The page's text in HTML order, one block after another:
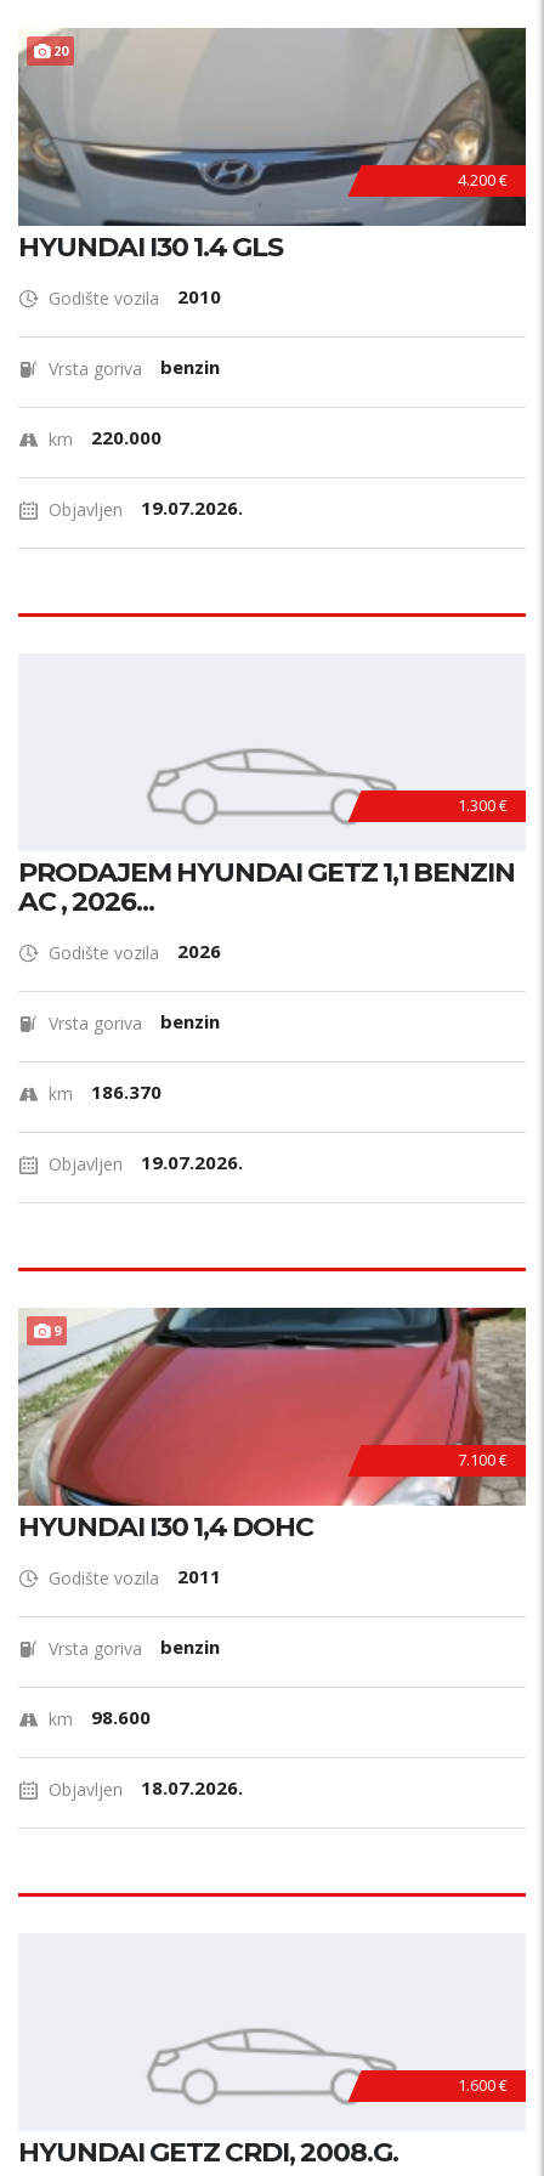
20
4.200 €
HYUNDAI I30 1.4 GLS
Godište vozila 2010
Vrsta goriva benzin
km 220.000
Objavljen 19.07.2026.
1.300 €
PRODAJEM HYUNDAI GETZ 1,1 BENZIN
AC , 2026...
Godište vozila 2026
Vrsta goriva benzin
km 186.370
Objavljen 19.07.2026.
9
7.100 €
HYUNDAI I30 1,4 DOHC
Godište vozila 2011
Vrsta goriva benzin
km 98.600
Objavljen 18.07.2026.
1.600 €
HYUNDAI GETZ CRDI, 2008.G.